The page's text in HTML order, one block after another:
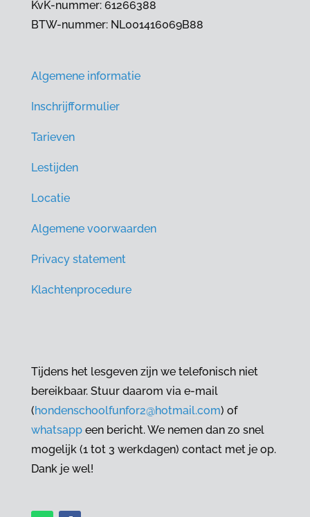
KvK-nummer: 61266388
BTW-nummer: NL001416069B88
Algemene informatie
Inschrijfformulier
Tarieven
Lestijden
Locatie
Algemene voorwaarden
Privacy statement
Klachtenprocedure
Tijdens het lesgeven zijn we telefonisch niet
bereikbaar. Stuur daarom via e-mail
(hondenschoolfunfor2@hotmail.com) of
whatsappeen bericht. We nemen dan zo snel
mogelijk (1 tot 3 werkdagen) contact met je op.
Dank je wel!